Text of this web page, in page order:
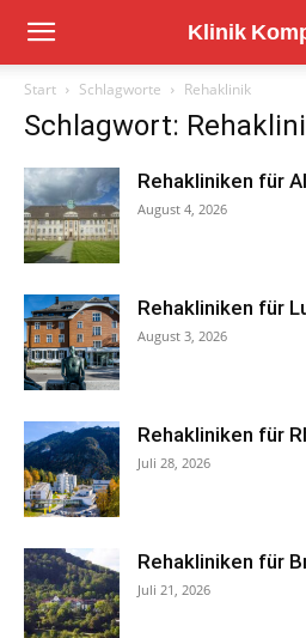
Start Schlagworte Rehaklinik
Schlagwort:
Rehakliniken für
August 4, 2026
Rehakliniken für
August 3, 2026
Rehakliniken für
Juli 28, 2026
Rehakliniken für
Juli 21, 2026